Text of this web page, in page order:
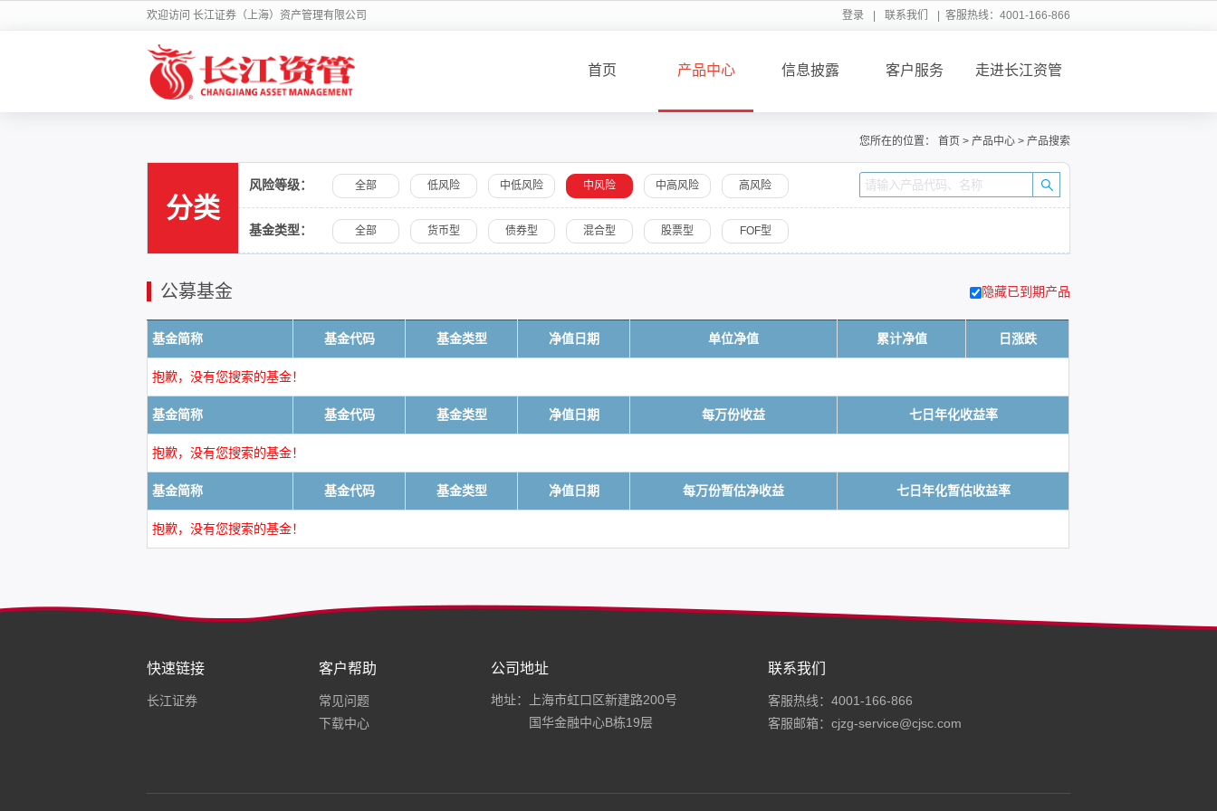
欢迎访问 长江证券（上海）资产管理有限公司 登录 联系我们 | 客服热线：4001-166-866
首页 产品中心 信息披露 客户服务 走进长江资管
您所在的位置： 首页 > 产品中心 > 产品搜索
分类
风险等级： 全部 低风险 中低风险 中风险 中高风险 高风险
基金类型： 全部 货币型 债券型 混合型 股票型 FOF型
公募基金 隐藏已到期产品
基金简称 基金代码 基金类型 净值日期 单位净值 累计净值 日涨跌
抱歉，没有您搜索的基金！
基金简称 基金代码 基金类型 净值日期 每万份收益 七日年化收益率
抱歉，没有您搜索的基金！
基金简称 基金代码 基金类型 净值日期 每万份暂估净收益 七日年化暂估收益率
抱歉，没有您搜索的基金！
快速链接
长江证券
客户帮助
常见问题
下载中心
公司地址
地址：上海市虹口区新建路200号
国华金融中心B栋19层
联系我们
客服热线：4001-166-866
客服邮箱：cjzg-service@cjsc.com